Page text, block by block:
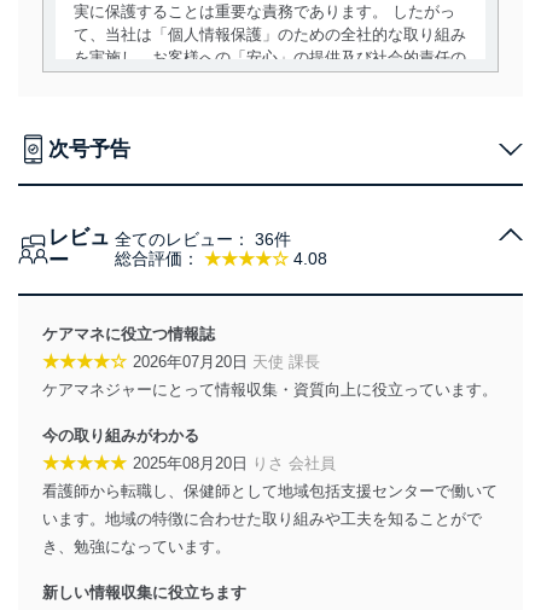
実に保護することは重要な責務であります。 したがっ
て、当社は「個人情報保護」のための全社的な取り組み
を実施し、お客様への「安心」の提供及び社会的責任の
用目的を明確にし、本人の同意を得たうえで利用目的の
得・利用・提供を行います。また、当社が保有している
個人情報は、同意を得ずに目的外利用、第三者への提
ます。また、目的外利用を行わないために、適切な管理
措置を講じます。
法令遵守
当社は、個人情報に関連する法令、国が定める指針及び
その他の規範を遵守します。また、当社の管理の仕組み
に、これらの法令及びその他の規範を常に適合させま
個人情報の安全管理措置
当社は、個人情報の正確性及び安全性を確保するため
次号予告
レビュ
ー
総合評価： ★★★★☆ 4.08
全てのレビュー： 36件
ケアマネに役立つ情報誌
★★★★☆ 2026年07月20日 天使 課長
ケアマネジャーにとって情報収集・資質向上に役立っています。
今の取り組みがわかる
★★★★★ 2025年08月20日
りさ 会社員
看護師から転職し、保健師として地域包括支援センターで働いて
います。地域の特徴に合わせた取り組みや工夫を知ることがで
き、勉強になっています。
新しい情報収集に役立ちます